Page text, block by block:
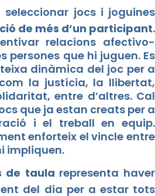
seleccionar jocs i joguines
de més d’un participant.
relacions afectivo-
persones que hi juguen. Es
dinàmica del joc per a
la justícia, la llibertat,
entre d’altres. Cal
que ja estan creats per a
i el treball en equip.
enforteix el vincle entre
impliquen.
de taula representa haver
del dia per a estar tots